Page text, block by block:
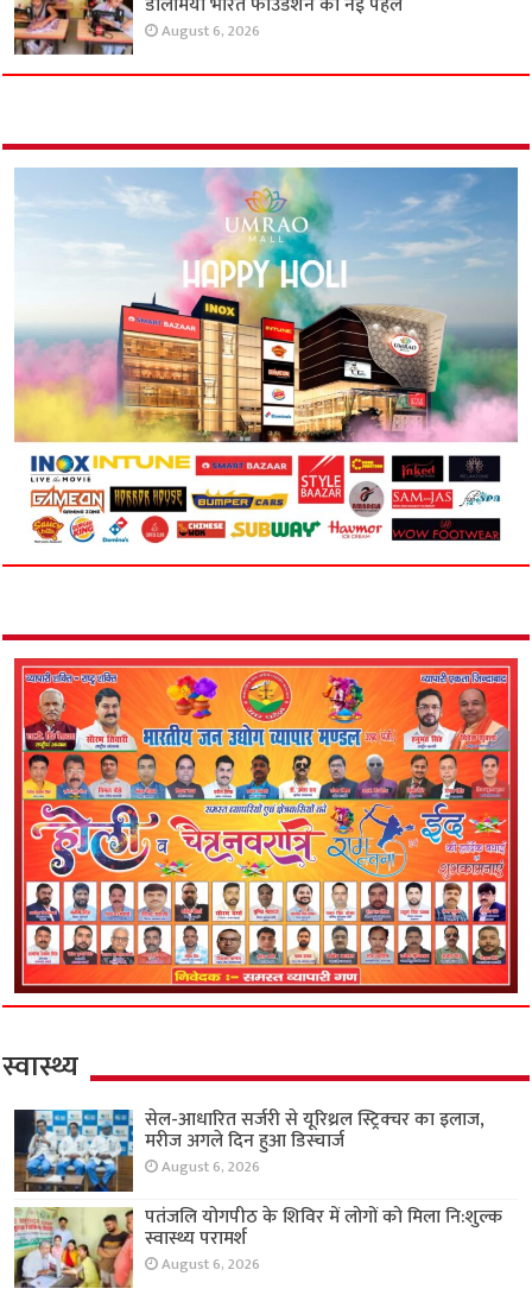
August 6, 2026
स्वास्थ्य
सेल-आधारित सर्जरी से यूरिथ्रल स्ट्रिक्चर का इलाज,
मरीज अगले दिन हुआ डिस्चार्ज
August 6, 2026
पतंजलि योगपीठ के शिविर में लोगों को मिला नि:शुल्क
स्वास्थ्य परामर्श
August 6, 2026